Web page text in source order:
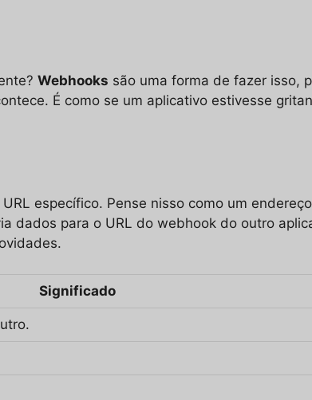
Webhooks são uma forma de fazer isso,
É como se um aplicativo estivesse
URL específico. Pense nisso como um
dados para o URL do webhook do outro
Significado